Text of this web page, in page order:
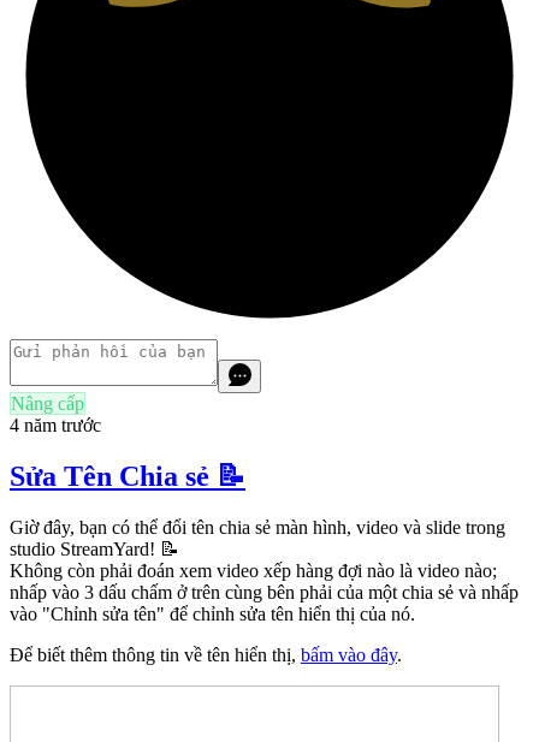
Nâng cấp
4 năm trước
Sửa Tên Chia sẻ 📝
Giờ đây, bạn có thể đổi tên chia sẻ màn hình, video và slide trong
studio StreamYard! 📝
Không còn phải đoán xem video xếp hàng đợi nào là video nào;
nhấp vào 3 dấu chấm ở trên cùng bên phải của một chia sẻ và nhấp
vào "Chỉnh sửa tên" để chỉnh sửa tên hiển thị của nó.
Để biết thêm thông tin về tên hiển thị, bấm vào đây.